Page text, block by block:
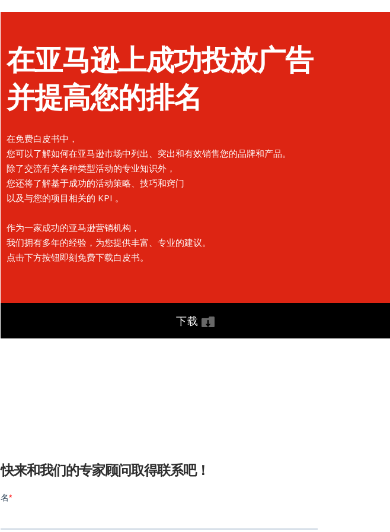
在亚马逊上成功投放广告
并提高您的排名
在免费白皮书中，
您可以了解如何在亚马逊市场中列出、突出和有效销售您的品牌和产品。
除了交流有关各种类型活动的专业知识外，
您还将了解基于成功的活动策略、技巧和窍门
以及与您的项目相关的 KPI 。
作为一家成功的亚马逊营销机构，
我们拥有多年的经验，为您提供丰富、专业的建议。
点击下方按钮即刻免费下载白皮书。
下载
快来和我们的专家顾问取得联系吧！